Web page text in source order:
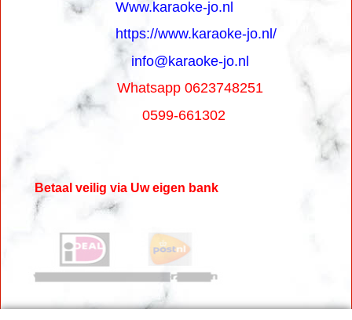
Www.karaoke-jo.nl
https://www.karaoke-jo.nl/
info@karaoke-jo.nl
Whatsapp 0623748251
0599-661302
Betaal veilig via Uw eigen bank